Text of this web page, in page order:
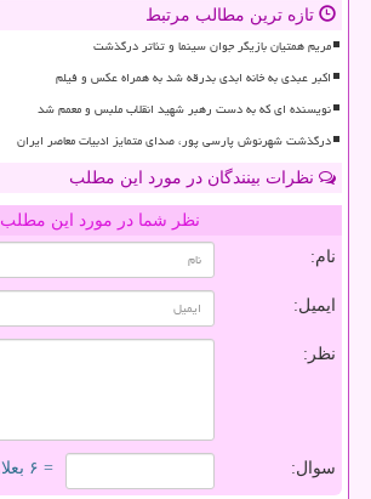
تازه ترین مطالب مرتبط
مریم همتیان بازیگر جوان سینما و تئاتر درگذشت
اکبر عبدی به خانه ابدی بدرقه شد به همراه عکس و فیلم
نویسنده ای که به دست رهبر شهید انقلاب ملبس و معمم شد
درگذشت شهرنوش پارسی پور، صدای متمایز ادبیات معاصر ایران
نظرات بینندگان در مورد این مطلب
نظر شما در مورد این مطلب
نام:
ایمیل:
نظر:
سوال: = ۶ بعلاوه ۴